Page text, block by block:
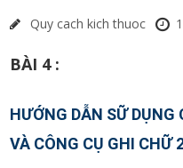
Quy cach kich thuoc
BÀI 4 :
HƯỚNG DẪN SỮ DỤNG
VÀ CÔNG CỤ GHI CHỮ